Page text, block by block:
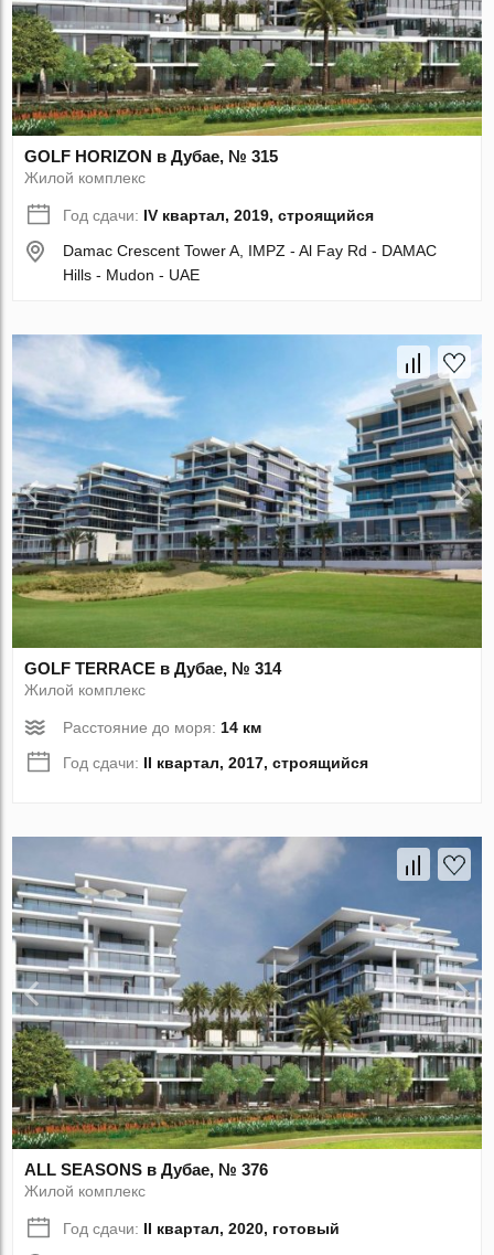
GOLF HORIZON в Дубае, № 315
Жилой комплекс
Год сдачи: IV квартал, 2019, строящийся
Damac Crescent Tower A, IMPZ - Al Fay Rd - DAMAC
Hills - Mudon - UAE
GOLF TERRACE в Дубае, № 314
Жилой комплекс
Расстояние до моря: 14 км
Год сдачи: II квартал, 2017, строящийся
ALL SEASONS в Дубае, № 376
Жилой комплекс
Год сдачи: II квартал, 2020, готовый